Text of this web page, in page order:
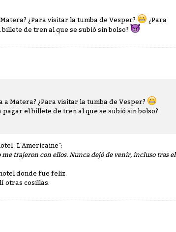
¿Para visitar la tumba de Vesper?
¿Para
de tren al que se subió sin bolso?
Matera? ¿Para visitar la tumba de Vesper?
pagar el billete de tren al que se subió sin bolso?
"L'Americaine":
me trajeron con ellos. Nunca dejó de venir, incluso tras el
donde fue feliz.
otras cosillas.